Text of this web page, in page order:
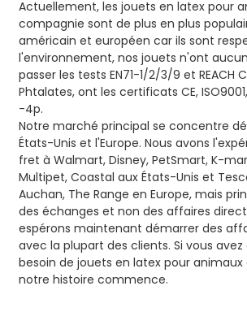
Actuellement, les jouets en latex pour
compagnie sont de plus en plus
américain et européen car ils sont
l'environnement, nos jouets n'ont
passer les tests EN71-1/2/3/9 et REACH
Phtalates, ont les certificats CE,
-4p.
Notre marché principal se concentre
États-Unis et l'Europe. Nous avons
fret à Walmart, Disney, PetSmart, K-
Multipet, Coastal aux États-Unis et
Auchan, The Range en Europe, mais
des échanges et non des affaires
espérons maintenant démarrer des
avec la plupart des clients. Si vous
besoin de jouets en latex pour
notre histoire commence.